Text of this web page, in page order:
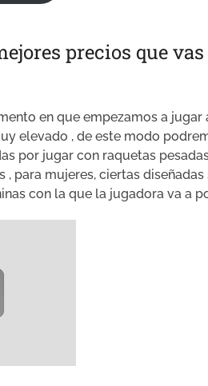
precios que
en que empezamos a
elevado , de este modo
por jugar con raquetas
, para mujeres, ciertas
con la que la jugadora va a